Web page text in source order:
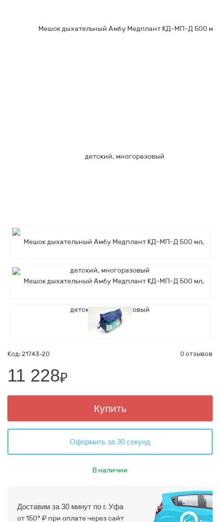
Код: 21743-20 0 отзывов
11 228₽
Купить
Оформить за 30 секунд
В наличии
Доставим за 30 минут по г. Уфа
от 150* ₽ при оплате через сайт